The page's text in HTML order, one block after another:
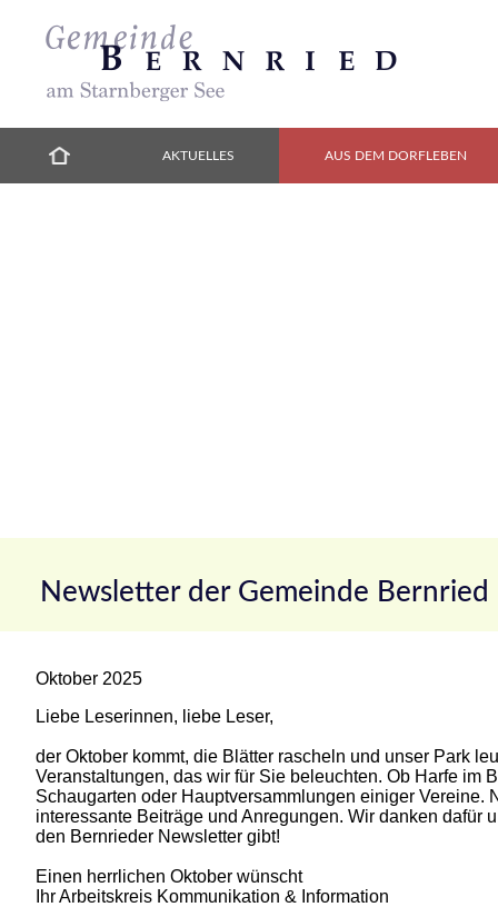
AKTUELLES AUS DEM DORFLEBEN
Newsletter der Gemeinde Bernried
Oktober 2025
Liebe Leserinnen, liebe Leser,
der Oktober kommt, die Blätter rascheln und unser Park
Veranstaltungen, das wir für Sie beleuchten. Ob Harfe im
Schaugarten oder Hauptversammlungen einiger
interessante Beiträge und Anregungen. Wir danken dafür
den Bernrieder Newsletter gibt!
Einen herrlichen Oktober wünscht
Ihr Arbeitskreis Kommunikation & Information